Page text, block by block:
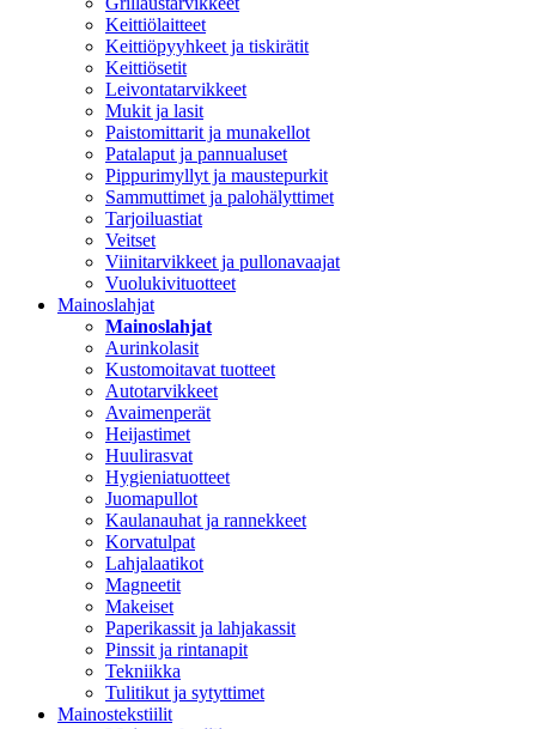
Keittiölaitteet
Keittiöpyyhkeet ja tiskirätit
Keittiösetit
Leivontatarvikkeet
Mukit ja lasit
Paistomittarit ja munakellot
Patalaput ja pannualuset
Pippurimyllyt ja maustepurkit
Sammuttimet ja palohälyttimet
Tarjoiluastiat
Veitset
Viinitarvikkeet ja pullonavaajat
Vuolukivituotteet
Mainoslahjat
Mainoslahjat
Aurinkolasit
Kustomoitavat tuotteet
Autotarvikkeet
Avaimenperät
Heijastimet
Huulirasvat
Hygieniatuotteet
Juomapullot
Kaulanauhat ja rannekkeet
Korvatulpat
Lahjalaatikot
Magneetit
Makeiset
Paperikassit ja lahjakassit
Pinssit ja rintanapit
Tekniikka
Tulitikut ja sytyttimet
Mainostekstiilit